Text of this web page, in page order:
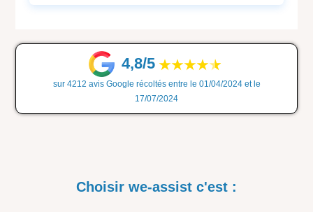
4,8/5
sur 4212 avis Google récoltés entre le 01/04/2024 et le
17/07/2024
Choisir we-assist c'est :